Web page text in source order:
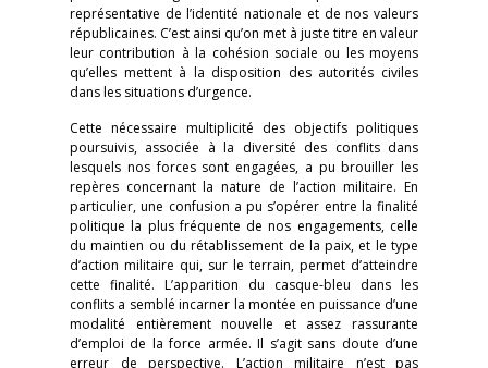
représentative de l’identité nationale et de nos valeurs
républicaines. C’est ainsi qu’on met à juste titre en valeur
leur contribution à la cohésion sociale ou les moyens
qu’elles mettent à la disposition des autorités civiles
dans les situations d’urgence.
Cette nécessaire multiplicité des objectifs politiques
poursuivis, associée à la diversité des conflits dans
lesquels nos forces sont engagées, a pu brouiller les
repères concernant la nature de l’action militaire. En
particulier, une confusion a pu s’opérer entre la finalité
politique la plus fréquente de nos engagements, celle
du maintien ou du rétablissement de la paix, et le type
d’action militaire qui, sur le terrain, permet d’atteindre
cette finalité. L’apparition du casque-bleu dans les
conflits a semblé incarner la montée en puissance d’une
modalité entièrement nouvelle et assez rassurante
d’emploi de la force armée. Il s’agit sans doute d’une
erreur de perspective. L’action militaire n’est pas